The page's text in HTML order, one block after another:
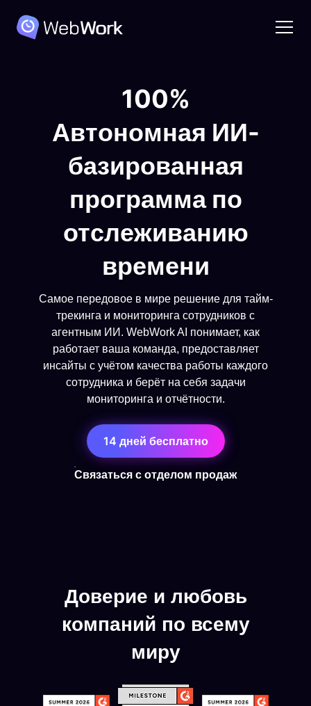
100%
Автономная ИИ-
базированная
программа по
отслеживанию
времени
Самое передовое в мире решение для тайм-
трекинга и мониторинга сотрудников с
агентным ИИ. WebWork AI понимает, как
работает ваша команда, предоставляет
инсайты с учётом качества работы каждого
сотрудника и берёт на себя задачи
мониторинга и отчётности.
14 дней бесплатно
Связаться с отделом продаж
Доверие и любовь
компаний по всему
миру